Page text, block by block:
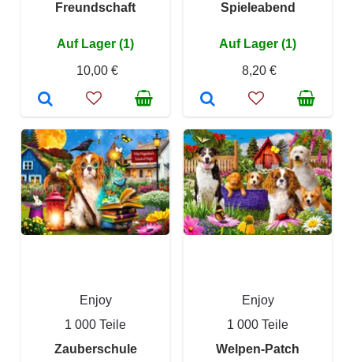
Freundschaft
Auf Lager (1)
10,00 €
Spieleabend
Auf Lager (1)
8,20 €
Enjoy
1 000 Teile
Zauberschule
Enjoy
1 000 Teile
Welpen-Patch